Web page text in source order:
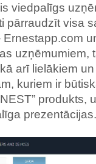
viedpalīgs
pārraudzīt visa
uzņēmumiem,
arī lielākiem
kuriem ir
produkts,
prezentācijas.